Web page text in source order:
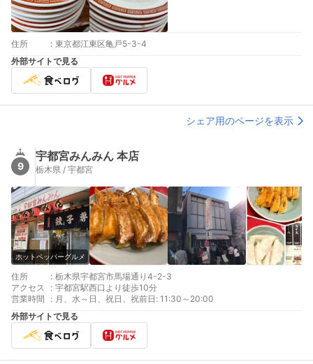
住所 : 東京都江東区亀戸5-3-4
外部サイトで見る
シェア用のページを表示
9
宇都宮みんみん 本店
栃木県 / 宇都宮
ホットペッパーグルメ
住所 : 栃木県宇都宮市馬場通り4-2-3
アクセス
: 宇都宮駅西口より徒歩10分
営業時間
: 月、水～日、祝日、祝前日: 11:30～20:00
外部サイトで見る